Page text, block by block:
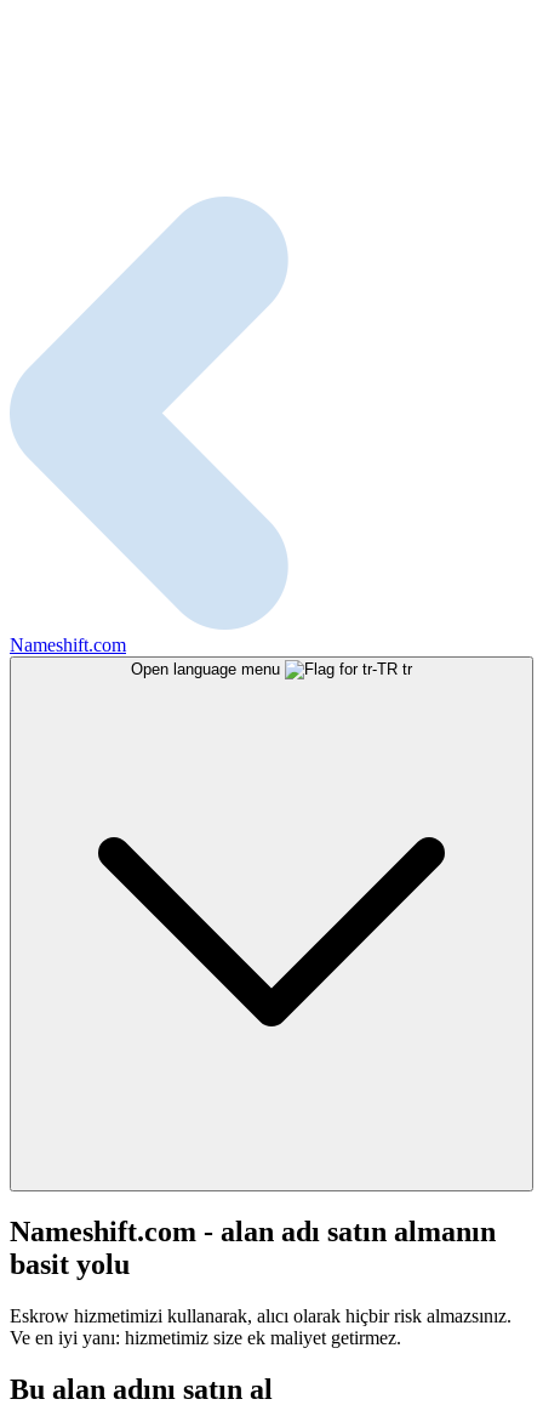
Nameshift.com
Open language menu tr
Nameshift.com - alan adı satın almanın
basit yolu
Eskrow hizmetimizi kullanarak, alıcı olarak hiçbir risk almazsınız.
Ve en iyi yanı: hizmetimiz size ek maliyet getirmez.
Bu alan adını satın al